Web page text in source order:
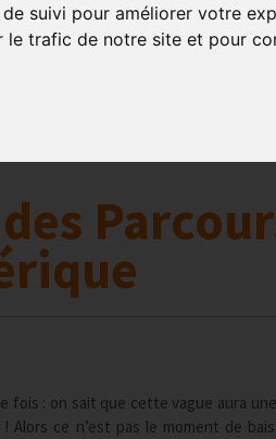
suivi pour améliorer votre
trafic de notre site et pour
fois : on sait que cette vague aura
Alors ce n’est pas le moment de